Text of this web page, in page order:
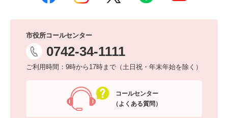
市役所コールセンター
0742-34-1111
ご利用時間：9時から17時まで（土日祝・年末年始を除く）
コールセンター
（よくある質問）